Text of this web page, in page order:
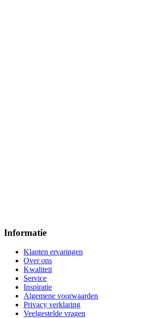
Informatie
Klanten ervaringen
Over ons
Kwaliteit
Service
Inspiratie
Algemene voorwaarden
Privacy verklaring
Veelgestelde vragen